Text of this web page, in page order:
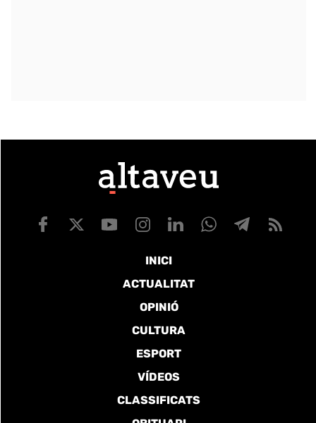
INICI
ACTUALITAT
OPINIÓ
CULTURA
ESPORT
VÍDEOS
CLASSIFICATS